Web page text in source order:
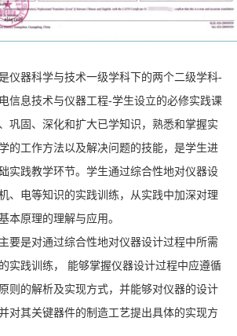
仪器科学与技术一级学科下的两个二级学科-
信息技术与仪器工程-学生设立的必修实践课
巩固、深化和扩大已学知识，熟悉和掌握实
的工作方法以及解决问题的技能，是学生进
实践教学环节。学生通过综合性地对仪器设
、电等知识的实践训练，从实践中加深对理
本原理的理解与应用。
要是对通过综合性地对仪器设计过程中所需
实践训练， 能够掌握仪器设计过程中应遵循
则的解析及实现方式，并能够对仪器的设计
对其关键器件的制造工艺提出具体的实现方